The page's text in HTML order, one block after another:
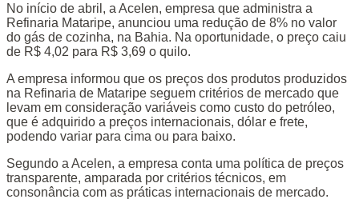
No início de abril, a Acelen, empresa que administra a
Refinaria Mataripe, anunciou uma redução de 8% no valor
do gás de cozinha, na Bahia. Na oportunidade, o preço caiu
de R$ 4,02 para R$ 3,69 o quilo.
A empresa informou que os preços dos produtos produzidos
na Refinaria de Mataripe seguem critérios de mercado que
levam em consideração variáveis como custo do petróleo,
que é adquirido a preços internacionais, dólar e frete,
podendo variar para cima ou para baixo.
Segundo a Acelen, a empresa conta uma política de preços
transparente, amparada por critérios técnicos, em
consonância com as práticas internacionais de mercado.